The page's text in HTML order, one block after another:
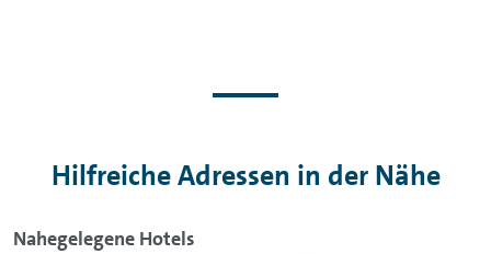
Hilfreiche Adressen in der Nähe
Nahegelegene Hotels